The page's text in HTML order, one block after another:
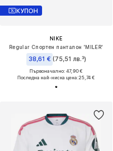
КУПОН
NIKE
Regular Спортен панталон 'MILER'
38,61 € (75,51 лв.³)
Първоначално: 47,90 €
Последна най-ниска цена:25,74 €